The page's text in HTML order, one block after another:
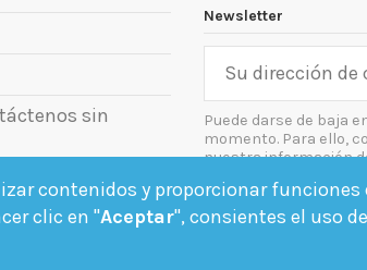
sin
Newsletter
Puede darse de baja
momento. Para ello,
nuestra información
Acepto las
contenidos y proporcionar
clic en "Aceptar", consientes el uso